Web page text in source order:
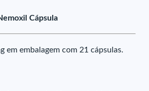
Cápsula
em embalagem com 21 cápsulas.